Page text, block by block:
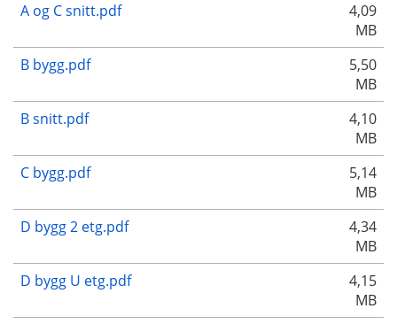
A og C snitt.pdf
4,09
MB
B bygg.pdf
5,50
MB
B snitt.pdf
4,10
MB
C bygg.pdf
5,14
MB
D bygg 2 etg.pdf
4,34
MB
D bygg U etg.pdf
4,15
MB